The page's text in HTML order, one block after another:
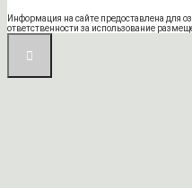
Информация на сайте предоставлена для
ответственности за использование